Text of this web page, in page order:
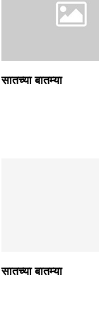
सातच्या बातम्या
सातच्या बातम्या